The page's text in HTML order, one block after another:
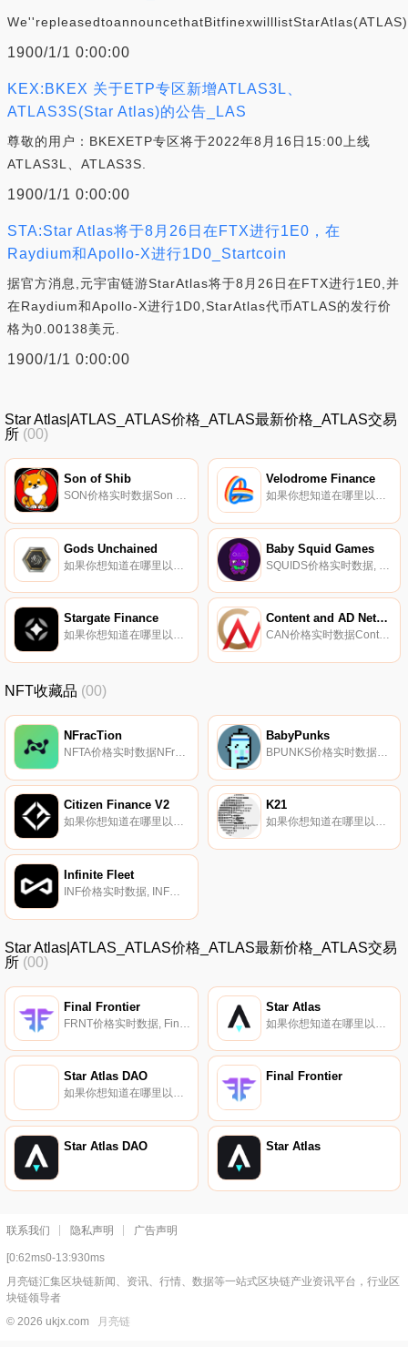
1900/1/1 0:00:00
KEX:BKEX 关于ETP专区新增ATLAS3L、
ATLAS3S(Star Atlas)的公告_LAS
尊敬的用户：BKEXETP专区将于2022年8月16日15:00上线
ATLAS3L、ATLAS3S.
1900/1/1 0:00:00
STA:Star Atlas将于8月26日在FTX进行1E0，在
Raydium和Apollo-X进行1D0_Startcoin
据官方消息,元宇宙链游StarAtlas将于8月26日在FTX进行1E0,并
在Raydium和Apollo-X进行1D0,StarAtlas代币ATLAS的发行价
格为0.00138美元.
1900/1/1 0:00:00
Star Atlas|ATLAS_ATLAS价格_ATLAS最新价格_ATLAS交易
所 (00)
Son of Shib
SON价格实时数据Son of Shib正在创建一个以SON代币为骨干的生态系统。该项目最初打算扩展到NFT空间,目标是在BSC空间内创建一个额外的社区驱动的公用事业.
Velodrome Finance
如果你想知道在哪里以当前价格购买Velodrome Finance,目前交易{Velodrome Finance]股票的顶级加密货币交易所是Bitrue、Bitget、LBank、BitMart和MEXC。您可以在我们的加密货币交易所页面上找到其他列表.
Gods Unchained Baby Squid Games
Stargate Finance
如果你想知道在哪里以当前价格购买Stargate Finance,目前交易{Stargate Finance]股票的顶级加密货币交易所是Binance、CoinW、BTCEX、Bitrue和BySTGt。您可以在我们的加密货币交易所页面上找到其他列表.
Content and AD Network
CAN价格实时数据Content and AD Network（CAN）是一种加密货币,在以太坊平台上运行。Content and AD Network目前的供应量为1500000000,其中0正在流通.
NFT收藏品 (00)
NFracTion
NFTA价格实时数据NFracTion是一个独特的NFT Fractionalizer,将数字艺术“切割”成拼图,为收藏家提供额外的价值,并比标准的单件式NFT（Play&Earn概念）提供更高的收入,该概念最初以体育迷群体为目标,并与一些主要合作伙伴建立了联系.
BabyPunks
Citizen Finance V2
如果你想知道在哪里以当前价格购买Citizen Finance V2,目前交易{Citizen Finance V2]股票的顶级加密货币交易所是PancakeSwap（V2）。您可以在我们的加密货币交易所页面上找到其他列表.
K21
如果你想知道在哪里以当前价格购买K21,目前交易{K21]股票的顶级加密货币交易所是Gate.io和Uniswap（V2）。您可以在我们的加密货币交易所页面上找到其他列表.
Infinite Fleet
INF价格实时数据, INF代币是Infinite Fleet的官方游戏货币。与过去和现在的多人在线游戏中常见的黄金或货币类似,INF允许玩家在Infinite Fleet游戏中从其他玩家和供应商处购买虚拟物品.
Star Atlas|ATLAS_ATLAS价格_ATLAS最新价格_ATLAS交易
所 (00)
Final Frontier Star Atlas
Star Atlas DAO
如果你想知道在哪里以当前价格购买Star Atlas DAO,目前交易{Star Atlas DAO]股票的顶级加密货币交易所是CoinTiger、Gate.io、MEXC、Kraken和Bitfinex。您可以在我们的加密货币交易所页面上找到其他列表.
Final Frontier
Star Atlas DAO Star Atlas
联系我们 隐私声明 广告声明
[0:62ms0-13:930ms
月亮链汇集区块链新闻、资讯、行情、数据等一站式区块链产业资讯平台，行业区
块链领导者
© 2026 ukjx.com
月亮链